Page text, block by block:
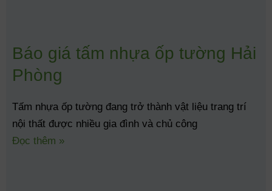
Báo giá tấm nhựa ốp tường Hải
Phòng
Tấm nhựa ốp tường đang trở thành vật liệu trang trí
nội thất được nhiều gia đình và chủ công
Đọc thêm »